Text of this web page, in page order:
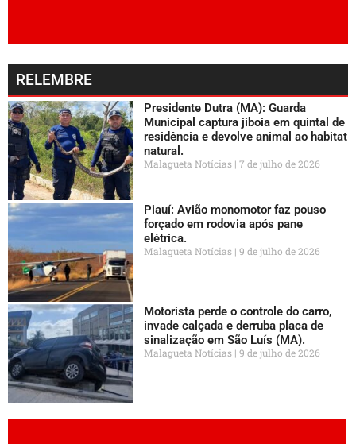
RELEMBRE
Presidente Dutra (MA): Guarda
Municipal captura jiboia em quintal de
residência e devolve animal ao habitat
natural.
Malagueta Notícias 7 de julho de 2026
Piauí: Avião monomotor faz pouso
forçado em rodovia após pane
elétrica.
Malagueta Notícias 9 de julho de 2026
Motorista perde o controle do carro,
invade calçada e derruba placa de
sinalização em São Luís (MA).
Malagueta Notícias 9 de julho de 2026